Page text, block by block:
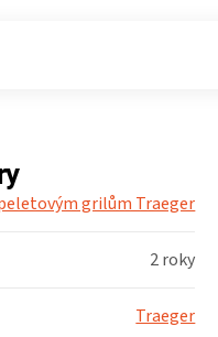
grilům Traeger
2 roky
Traeger